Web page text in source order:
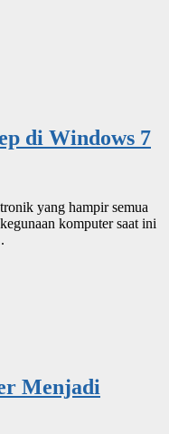
di Windows 7
yang hampir semua
komputer saat ini
Menjadi